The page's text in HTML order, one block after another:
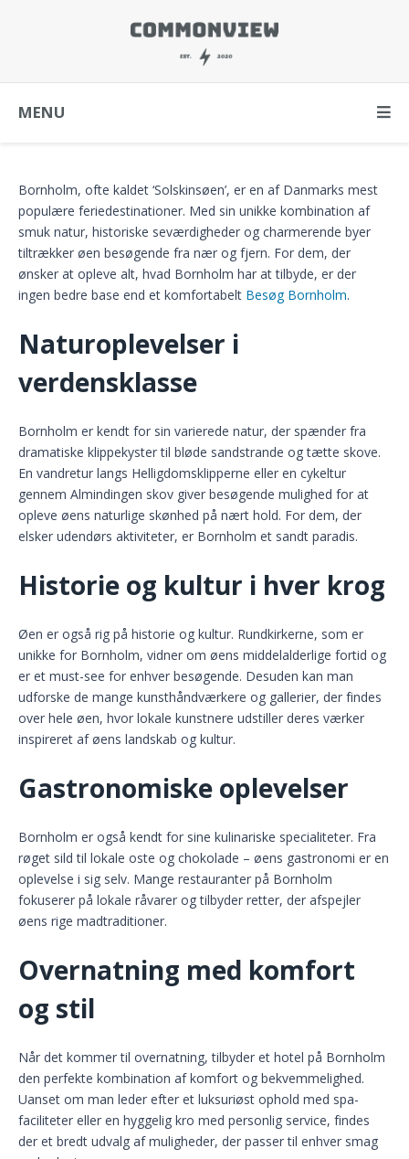
MENU
Bornholm, ofte kaldet ‘Solskinsøen’, er en af Danmarks mest
populære feriedestinationer. Med sin unikke kombination af
smuk natur, historiske seværdigheder og charmerende byer
tiltrækker øen besøgende fra nær og fjern. For dem, der
ønsker at opleve alt, hvad Bornholm har at tilbyde, er der
ingen bedre base end et komfortabelt Besøg Bornholm.
Naturoplevelser i
verdensklasse
Bornholm er kendt for sin varierede natur, der spænder fra
dramatiske klippekyster til bløde sandstrande og tætte skove.
En vandretur langs Helligdomsklipperne eller en cykeltur
gennem Almindingen skov giver besøgende mulighed for at
opleve øens naturlige skønhed på nært hold. For dem, der
elsker udendørs aktiviteter, er Bornholm et sandt paradis.
Historie og kultur i hver krog
Øen er også rig på historie og kultur. Rundkirkerne, som er
unikke for Bornholm, vidner om øens middelalderlige fortid og
er et must-see for enhver besøgende. Desuden kan man
udforske de mange kunsthåndværkere og gallerier, der findes
over hele øen, hvor lokale kunstnere udstiller deres værker
inspireret af øens landskab og kultur.
Gastronomiske oplevelser
Bornholm er også kendt for sine kulinariske specialiteter. Fra
røget sild til lokale oste og chokolade – øens gastronomi er en
oplevelse i sig selv. Mange restauranter på Bornholm
fokuserer på lokale råvarer og tilbyder retter, der afspejler
øens rige madtraditioner.
Overnatning med komfort
og stil
Når det kommer til overnatning, tilbyder et hotel på Bornholm
den perfekte kombination af komfort og bekvemmelighed.
Uanset om man leder efter et luksuriøst ophold med spa-
faciliteter eller en hyggelig kro med personlig service, findes
der et bredt udvalg af muligheder, der passer til enhver smag